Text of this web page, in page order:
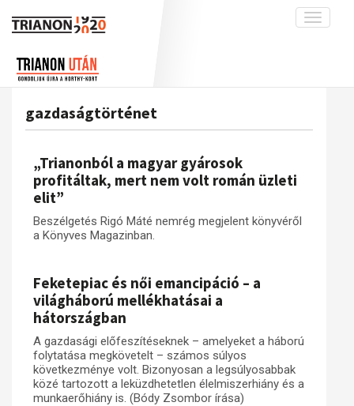
Toggle
interpretációk
A békerendszer megszilárdulása
Galéria
Emlékművek (feltöltés alatt)
Visszhang
Kapcsolat
Trianon-kommentár
A trianoni szerződés
Műhelymunkák
gazdaságtörténet
„Trianonból a magyar gyárosok
profitáltak, mert nem volt román üzleti
elit”
Beszélgetés Rigó Máté nemrég megjelent könyvéről
a Könyves Magazinban.
Feketepiac és női emancipáció – a
világháború mellékhatásai a
hátországban
A gazdasági előfeszítéseknek – amelyeket a háború
folytatása megkövetelt – számos súlyos
következménye volt. Bizonyosan a legsúlyosabbak
közé tartozott a leküzdhetetlen élelmiszerhiány és a
munkaerőhiány is. (Bódy Zsombor írása)